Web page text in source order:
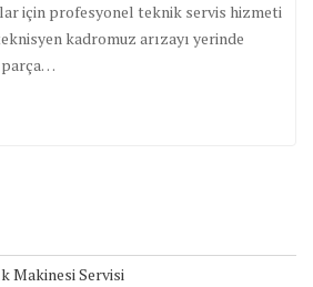
için profesyonel teknik servis hizmeti
kadromuz arızayı yerinde
parça…
Makinesi Servisi